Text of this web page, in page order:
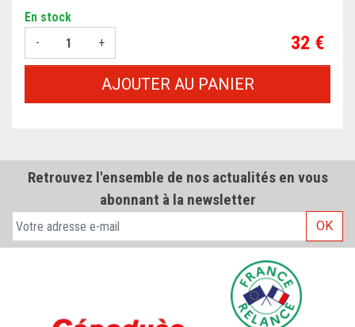
En stock
-
+ Prix
32 €
AJOUTER AU PANIER
Retrouvez l'ensemble de nos actualités en vous
abonnant à la newsletter
OK